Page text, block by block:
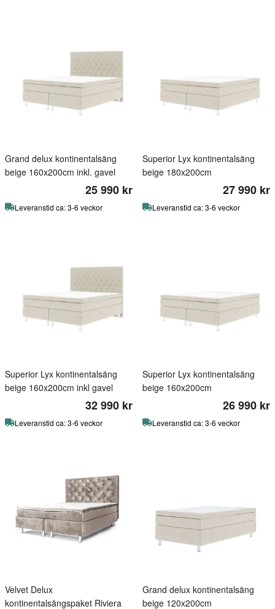
Grand delux kontinentalsäng
beige 160x200cm inkl. gavel
25 990 kr
Leveranstid ca: 3-6 veckor
Superior Lyx kontinentalsäng
beige 180x200cm
27 990 kr
Leveranstid ca: 3-6 veckor
Superior Lyx kontinentalsäng
beige 160x200cm inkl gavel
32 990 kr
Leveranstid ca: 3-6 veckor
Superior Lyx kontinentalsäng
beige 160x200cm
26 990 kr
Leveranstid ca: 3-6 veckor
Velvet Delux
kontinentalsängspaket Riviera
Grand delux kontinentalsäng
beige 120x200cm